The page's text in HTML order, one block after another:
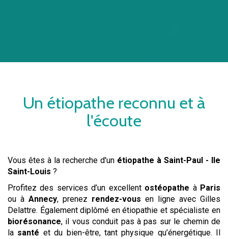
Un étiopathe reconnu et à
l'écoute
Vous êtes à la recherche d'un étiopathe à Saint-Paul - Ile
Saint-Louis ?
Profitez des services d’un excellent ostéopathe à Paris
ou à Annecy, prenez rendez-vous en ligne avec Gilles
Delattre. Également diplômé en étiopathie et spécialiste en
biorésonance, il vous conduit pas à pas sur le chemin de
la santé et du bien-être, tant physique qu’énergétique. Il